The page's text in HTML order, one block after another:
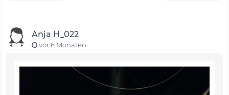
Anja H_022
vor 6 Monaten